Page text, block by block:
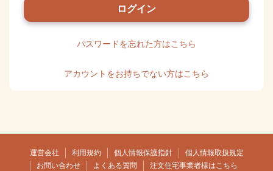
パスワードを忘れた方はこちら
アカウントをお持ちでない方はこちら
運営会社 利用規約 個人情報保護指針
個人情報取扱規定
お問い合わせ
よくある質問
注文住宅事業者様はこちら